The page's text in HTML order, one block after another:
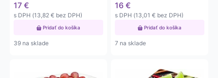
17 €
s DPH (13,82 € bez DPH)
Pridať do košíka
39 na sklade
1g (1 ml). Váha…
16 €
s DPH (13,01 € bez DPH)
Pridať do košíka
7 na sklade